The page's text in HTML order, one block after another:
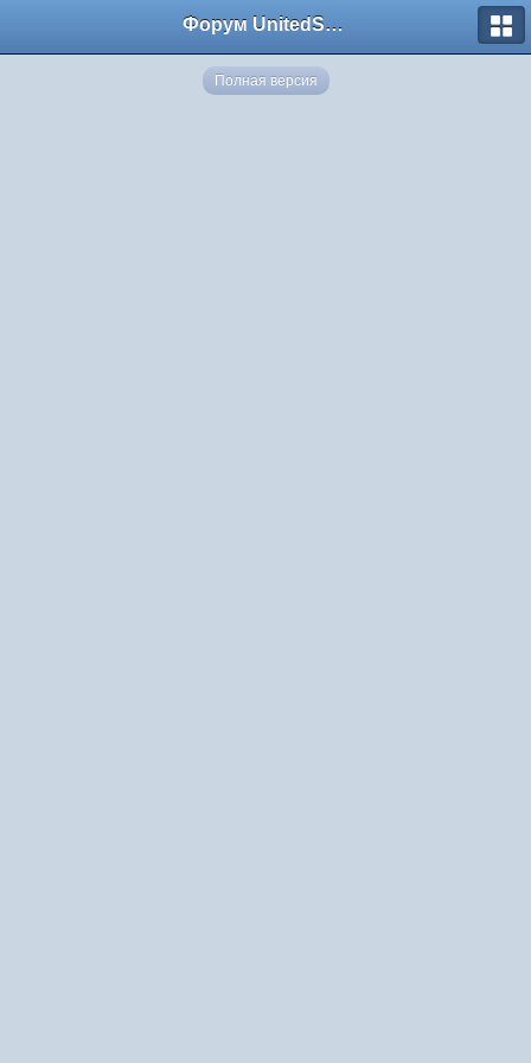
Форум UnitedSouth
Полная версия